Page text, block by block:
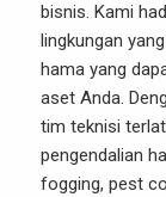
bisnis. Kami
lingkungan
hama yang
aset Anda.
tim teknisi
pengendalian
fogging, pest